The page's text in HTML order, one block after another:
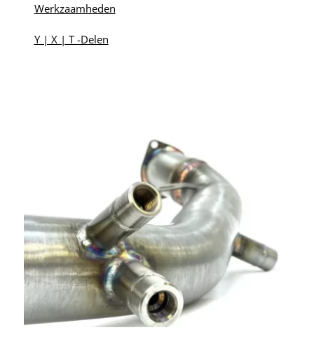
Werkzaamheden
Y | X | T -Delen